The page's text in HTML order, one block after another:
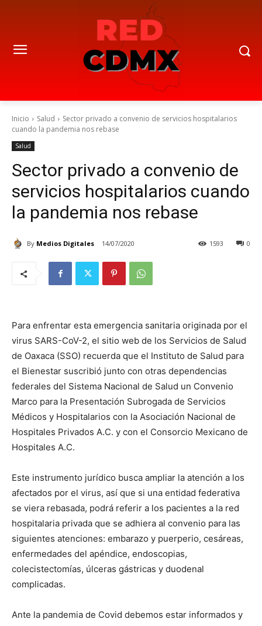
Inicio Salud
Sector privado a convenio de servicios hospitalarios
cuando la pandemia nos rebase
Salud
Sector privado a convenio de
servicios hospitalarios cuando
la pandemia nos rebase
By Medios Digitales 14/07/2020 0
1593
Para enfrentar esta emergencia sanitaria originada por el
virus SARS-CoV-2, el sitio web de los Servicios de Salud
de Oaxaca (SSO) recuerda que el Instituto de Salud para
el Bienestar suscribió junto con otras dependencias
federales del Sistema Nacional de Salud un Convenio
Marco para la Presentación Subrogada de Servicios
Médicos y Hospitalarios con la Asociación Nacional de
Hospitales Privados A.C. y con el Consorcio Mexicano de
Hospitales A.C.
Este instrumento jurídico busca ampliar la atención a los
afectados por el virus, así que si una entidad federativa
se viera rebasada, podrá referir a los pacientes a la red
hospitalaria privada que se adhiera al convenio para las
siguientes atenciones: embarazo y puerperio, cesáreas,
enfermedades del apéndice, endoscopias,
colecistectomías, úlceras gástricas y duodenal
complicadas.
Ante la pandemia de Covid debemos estar informados y